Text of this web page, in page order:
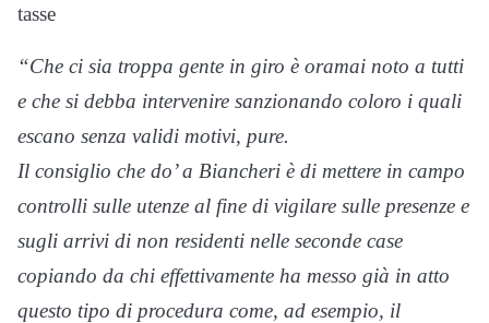
tasse
“Che ci sia troppa gente in giro è oramai noto a tutti
e che si debba intervenire sanzionando coloro i quali
escano senza validi motivi, pure.
Il consiglio che do’ a Biancheri è di mettere in campo
controlli sulle utenze al fine di vigilare sulle presenze e
sugli arrivi di non residenti nelle seconde case
copiando da chi effettivamente ha messo già in atto
questo tipo di procedura come, ad esempio, il